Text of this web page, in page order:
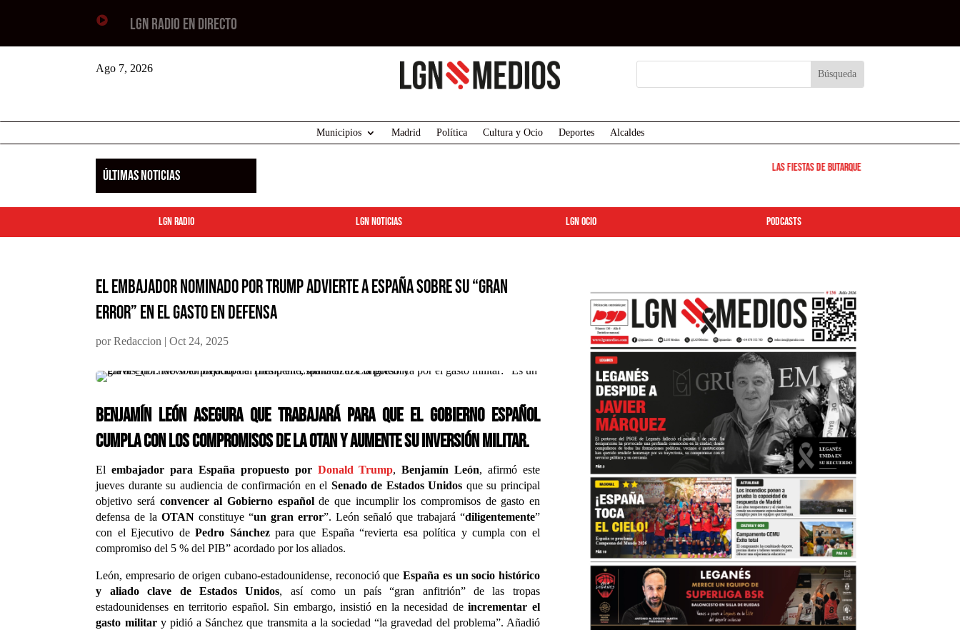
 LGN RADIO EN DIRECTO
Ago 7, 2026
Municipios Madrid Política Cultura y Ocio Deportes Alcaldes
ÚLTIMAS NOTICIAS Las Fiestas de Butarque 2026 arrancan este
LGN Radio LGN Noticias LGN ocio podcasts
El embajador nominado por Trump advierte a España sobre su “gran
error” en el gasto en Defensa
porRedaccion |Oct 24, 2025
Benjamín León asegura que trabajará para que el Gobierno español
cumpla con los compromisos de la OTAN y aumente su inversión militar.
Elembajador para España propuesto por Donald Trump,Benjamín León, afirmó este
jueves durante su audiencia de confirmación en el Senado de Estados Unidos que su principal
objetivo será convencer al Gobierno españolde que incumplir los compromisos de gasto en
defensa de laOTAN constituye “un gran error”. León señaló que trabajará “diligentemente”
con el Ejecutivo dePedro Sánchezpara que España “revierta esa política y cumpla con el
compromiso del 5 % del PIB” acordado por los aliados.
León, empresario de origen cubano-estadounidense, reconoció queEspaña es un socio histórico
y aliado clave de Estados Unidos, así como un país “gran anfitrión” de las tropas
estadounidenses en territorio español. Sin embargo, insistió en la necesidad deincrementar el
gasto military pidió a Sánchez que transmita a la sociedad “la gravedad del problema”. Añadió